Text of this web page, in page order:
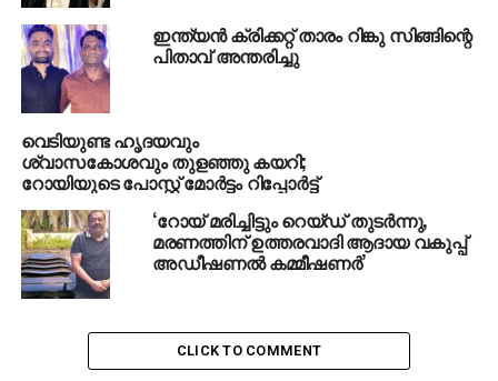
ഇന്ത്യന്‍ ക്രിക്കറ്റ് താരം റിങ്കു സിങ്ങിന്റെ
പിതാവ് അന്തരിച്ചു
വെടിയുണ്ട ഹൃദയവും
ശ്വാസകോശവും തുളഞ്ഞു കയറി;
റോയിയുടെ പോസ്റ്റ് മോര്‍ട്ടം റിപ്പോര്‍ട്ട്
‘റോയ് മരിച്ചിട്ടും റെയ്ഡ് തുടര്‍ന്നു,
മരണത്തിന് ഉത്തരവാദി ആദായ വകുപ്പ്
അഡീഷണല്‍ കമ്മീഷണര്‍’
CLICK TO COMMENT